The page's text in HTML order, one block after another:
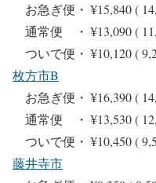
お急ぎ便・ ¥15,840 (
通常便 ・ ¥13,090 (
ついで便・ ¥10,120 (
枚方市B
お急ぎ便・ ¥16,390 (
通常便 ・ ¥13,530 (
ついで便・ ¥10,450 (
藤井寺市